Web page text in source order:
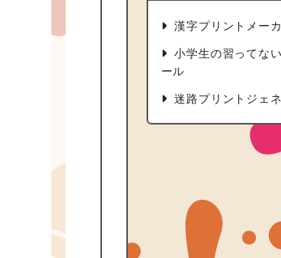
漢字プリントメー
小学生の習ってな
ール
迷路プリントジェ